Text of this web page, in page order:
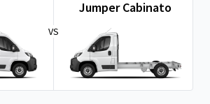
VS
Jumper Cabinato